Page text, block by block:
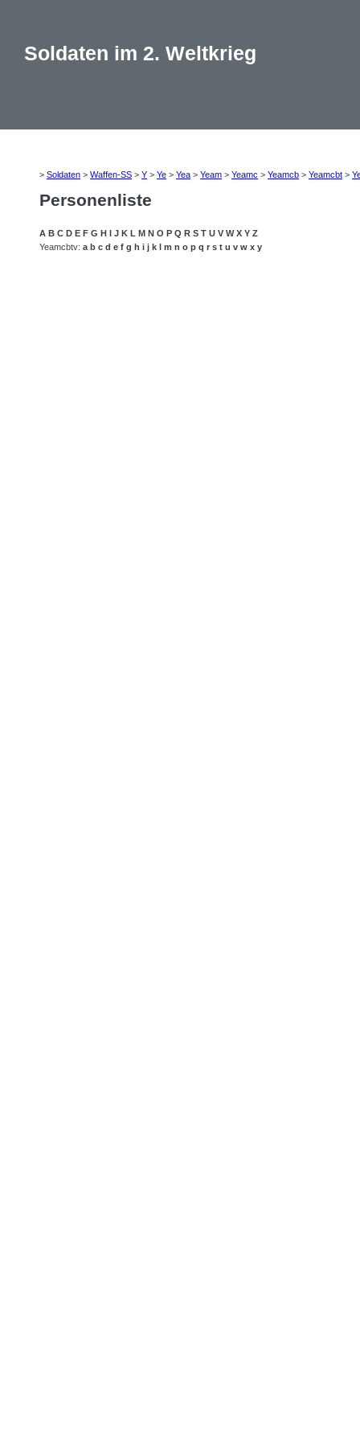
Soldaten im 2. Weltkrieg
> Soldaten > Waffen-SS > Y > Ye > Yea > Yeam > Yeamc > Yeamcb > Yeamcbt >
Personenliste
A B C D E F G H I J K L M N O P Q R S T U V W X Y Z
Yeamcbtv: a b c d e f g h i j k l m n o p q r s t u v w x y